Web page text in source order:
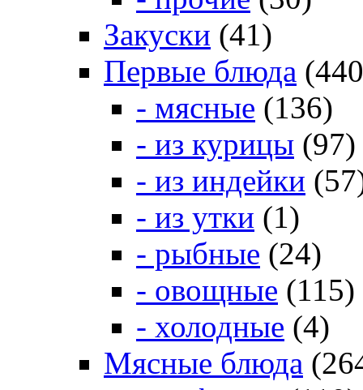
Закуски (41)
Первые блюда
- мясные (136)
- из курицы (97)
- из индейки
- из утки (1)
- рыбные (24)
- овощные (115)
- холодные (4)
Мясные блюда